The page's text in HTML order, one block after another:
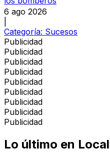
6 ago 2026
Categoría: Sucesos
Publicidad
Publicidad
Publicidad
Publicidad
Publicidad
Publicidad
Publicidad
Publicidad
Publicidad
Lo último en Local